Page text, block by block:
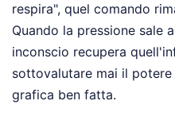
respira", quel comando
Quando la pressione sale
inconscio recupera
sottovalutare mai il
grafica ben fatta.